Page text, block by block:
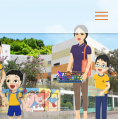
T
o
g
g
l
e
n